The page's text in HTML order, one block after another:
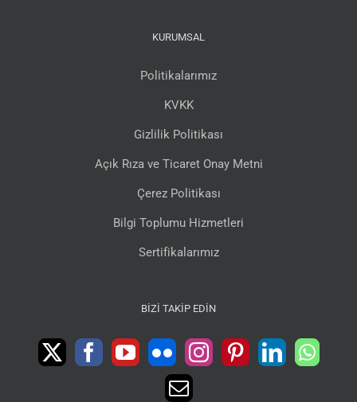
KURUMSAL
Politikalarımız
KVKK
Gizlilik Politikası
Açık Rıza ve Ticaret Onay Metni
Çerez Politikası
Bilgi Toplumu Hizmetleri
Sertifikalarımız
BIZI TAKIP EDIN